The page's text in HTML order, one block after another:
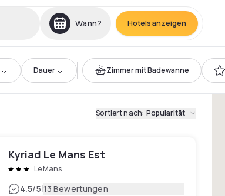
Wann? Hotels anzeigen
Dauer Zimmer mit Badewanne
Sortiert nach: Popularität
Kyriad Le Mans Est
Le Mans
4.5/5|13 Bewertungen